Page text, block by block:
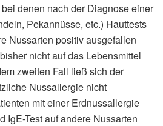
denen nach der Diagnose einer
Pekannüsse, etc.) Hauttests
Nussarten positiv ausgefallen
nicht auf das Lebensmittel
zweiten Fall ließ sich der
Nussallergie nicht
mit einer Erdnussallergie
IgE-Test auf andere Nussarten